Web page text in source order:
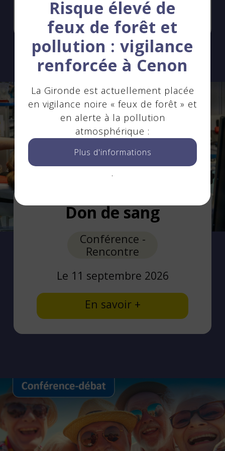
En savoir +
Don de sang
Conférence -
Rencontre
Le 11 septembre 2026
En savoir +
Footer
menu
Contact
Recrutement
Espace presse
Accessibilité :
partiellement
conforme
personnelles
Haut
Risque élevé de
feux de forêt et
pollution : vigilance
renforcée à Cenon
La Gironde est actuellement placée
en vigilance noire « feux de forêt » et
en alerte à la pollution
atmosphérique :
Plus d'informations
.